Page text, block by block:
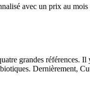
avec un prix au
grandes références. Il
Dernièrement,